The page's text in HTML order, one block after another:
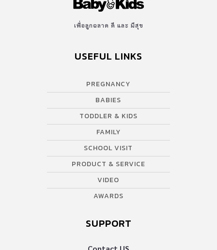
เพื่อลูกฉลาด ดี และ มีสุข
USEFUL LINKS
PREGNANCY
BABIES
TODDLER & KIDS
FAMILY
SCHOOL VISIT
PRODUCT & SERVICE
VIDEO
AWARDS
SUPPORT